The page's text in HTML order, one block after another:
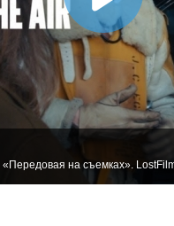
на съемках».